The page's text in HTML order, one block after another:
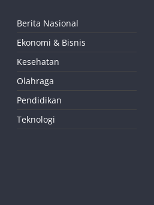
Berita Nasional
Ekonomi & Bisnis
Kesehatan
Olahraga
Pendidikan
Teknologi